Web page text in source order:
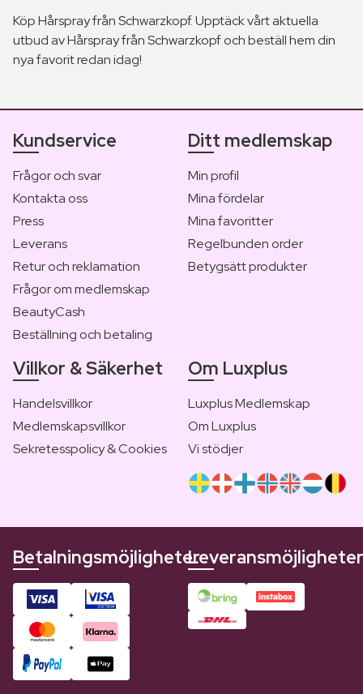
Köp Hårspray från Schwarzkopf. Upptäck vårt aktuella
utbud av Hårspray från Schwarzkopf och beställ hem din
nya favorit redan idag!
Kundservice
Frågor och svar
Kontakta oss
Press
Leverans
Retur och reklamation
Frågor om medlemskap
BeautyCash
Beställning och betaling
Ditt medlemskap
Min profil
Mina fördelar
Mina favoritter
Regelbunden order
Betygsätt produkter
Villkor & Säkerhet
Handelsvillkor
Medlemskapsvillkor
Sekretesspolicy & Cookies
Om Luxplus
Luxplus Medlemskap
Om Luxplus
Vi stödjer
BetalningsmöjligheterLeveransmöjligheter